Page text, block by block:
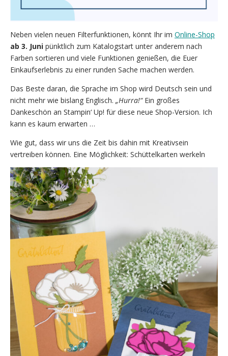
Neben vielen neuen Filterfunktionen, könnt Ihr im Online-Shop
ab 3. Juni pünktlich zum Katalogstart unter anderem nach
Farben sortieren und viele Funktionen genießen, die Euer
Einkaufserlebnis zu einer runden Sache machen werden.
Das Beste daran, die Sprache im Shop wird Deutsch sein und
nicht mehr wie bislang Englisch. „Hurra!“Ein großes
Dankeschön an Stampin‘ Up! für diese neue Shop-Version. Ich
kann es kaum erwarten …
Wie gut, dass wir uns die Zeit bis dahin mit Kreativsein
vertreiben können. Eine Möglichkeit: Schüttelkarten werkeln